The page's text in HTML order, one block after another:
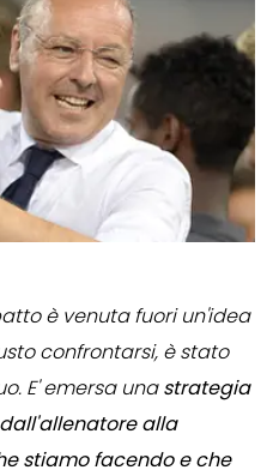
è venuta fuori un'idea
confrontarsi, è stato
E' emersa unastrategia
dall'allenatore alla
stiamo facendo e che